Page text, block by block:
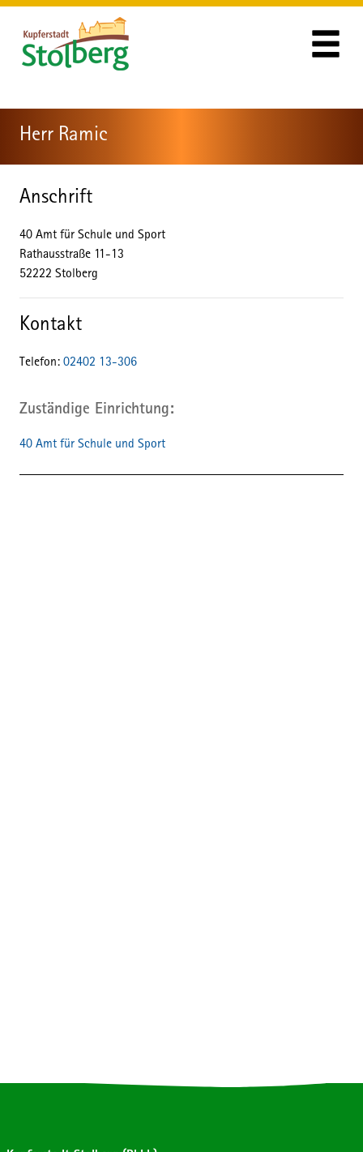
Zum Hauptinhalt springen
Zum Header
Zum Hauptinhalt
Zum Footer
Herr Ramic
Anschrift
40 Amt für Schule und Sport
Rathausstraße 11-13
52222 Stolberg
Kontakt
Telefon: 02402 13-306
Zuständige Einrichtung
40 Amt für Schule und Sport